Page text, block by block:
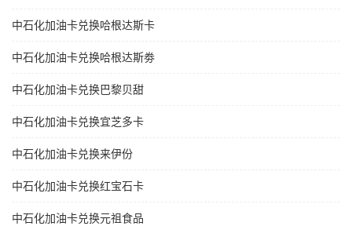
中石化加油卡兑换哈根达斯卡
中石化加油卡兑换哈根达斯劵
中石化加油卡兑换巴黎贝甜
中石化加油卡兑换宜芝多卡
中石化加油卡兑换来伊份
中石化加油卡兑换红宝石卡
中石化加油卡兑换元祖食品